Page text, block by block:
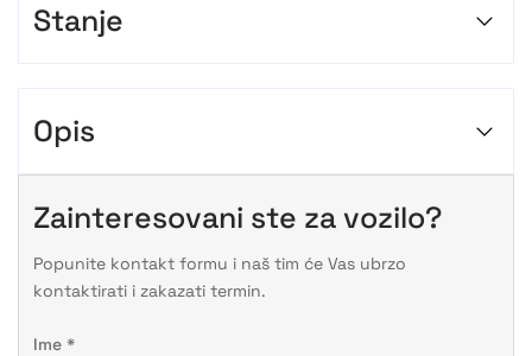
Stanje
Opis
Zainteresovani ste za vozilo?
Popunite kontakt formu i naš tim će Vas ubrzo
kontaktirati i zakazati termin.
Ime *